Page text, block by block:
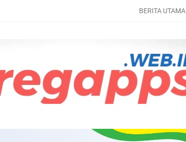
BERITA UTAMA